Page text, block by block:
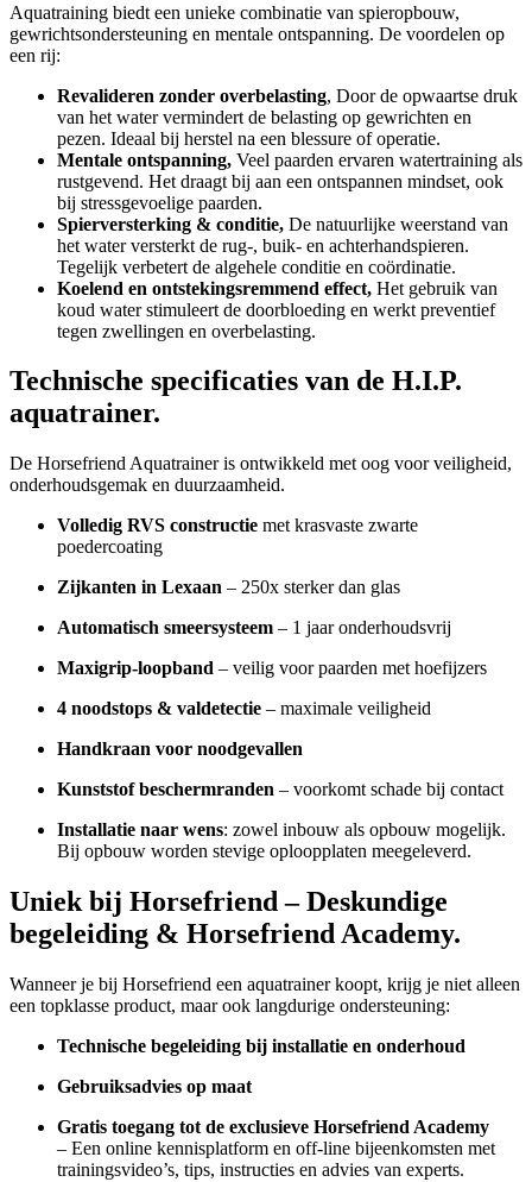
Aquatraining biedt een unieke combinatie van spieropbouw,
gewrichtsondersteuning en mentale ontspanning. De voordelen op
een rij:
Revalideren zonder overbelasting, Door de opwaartse druk
van het water vermindert de belasting op gewrichten en
pezen. Ideaal bij herstel na een blessure of operatie.
Mentale ontspanning, Veel paarden ervaren watertraining als
rustgevend. Het draagt bij aan een ontspannen mindset, ook
bij stressgevoelige paarden.
Spierversterking & conditie, De natuurlijke weerstand van
het water versterkt de rug-, buik- en achterhandspieren.
Tegelijk verbetert de algehele conditie en coördinatie.
Koelend en ontstekingsremmend effect, Het gebruik van
koud water stimuleert de doorbloeding en werkt preventief
tegen zwellingen en overbelasting.
Technische specificaties van de H.I.P.
aquatrainer.
De Horsefriend Aquatrainer is ontwikkeld met oog voor veiligheid,
onderhoudsgemak en duurzaamheid.
Volledig RVS constructie met krasvaste zwarte
poedercoating
Zijkanten in Lexaan – 250x sterker dan glas
Automatisch smeersysteem – 1 jaar onderhoudsvrij
Maxigrip-loopband – veilig voor paarden met hoefijzers
4 noodstops & valdetectie – maximale veiligheid
Handkraan voor noodgevallen
Kunststof beschermranden – voorkomt schade bij contact
Installatie naar wens: zowel inbouw als opbouw mogelijk.
Bij opbouw worden stevige oploopplaten meegeleverd.
Uniek bij Horsefriend – Deskundige
begeleiding & Horsefriend Academy.
Wanneer je bij Horsefriend een aquatrainer koopt, krijg je niet alleen
een topklasse product, maar ook langdurige ondersteuning:
Technische begeleiding bij installatie en onderhoud
Gebruiksadvies op maat
Gratis toegang tot de exclusieve Horsefriend Academy
– Een online kennisplatform en off-line bijeenkomsten met
trainingsvideo’s, tips, instructies en advies van experts.